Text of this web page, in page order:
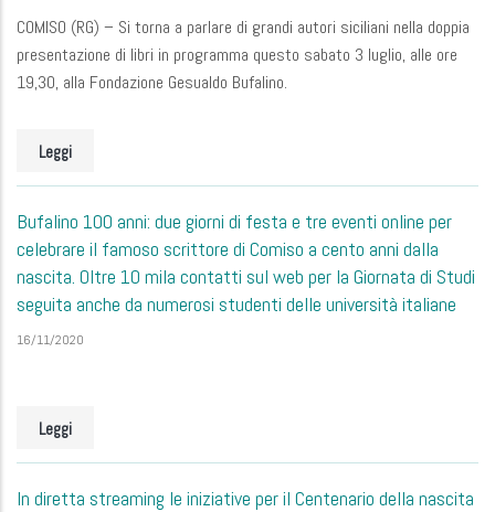
COMISO (RG) – Si torna a parlare di grandi autori siciliani nella doppia
presentazione di libri in programma questo sabato 3 luglio, alle ore
19,30, alla Fondazione Gesualdo Bufalino.
Leggi
Bufalino 100 anni: due giorni di festa e tre eventi online per
celebrare il famoso scrittore di Comiso a cento anni dalla
nascita. Oltre 10 mila contatti sul web per la Giornata di Studi
seguita anche da numerosi studenti delle università italiane
16/11/2020
Leggi
In diretta streaming le iniziative per il Centenario della nascita